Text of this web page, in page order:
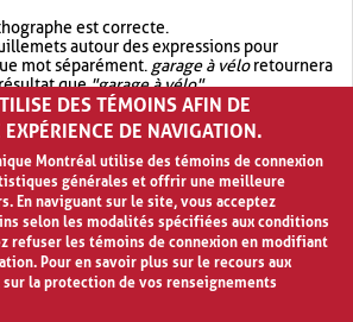
est correcte.
autour des expressions pour
mot séparément. garage à véloretournera
que"garage à vélo".
votre recherche avec OR.garage OR vélo
plus de résultat quegarage à vélo
DES TÉMOINS AFIN DE
EXPÉRIENCE DE NAVIGATION.
Montréal utilise des témoins de connexion
générales et offrir une meilleure
En naviguant sur le site, vous acceptez
selon les modalités spécifiées aux conditions
refuser les témoins de connexion en modifiant
Pour en savoir plus sur le recours aux
la protection de vos renseignements